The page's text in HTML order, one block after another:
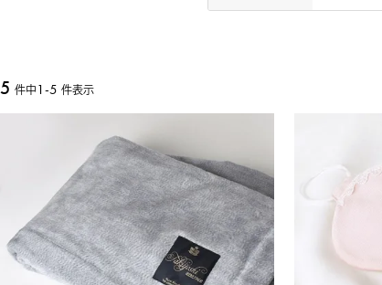
5 件中 1-5 件表示